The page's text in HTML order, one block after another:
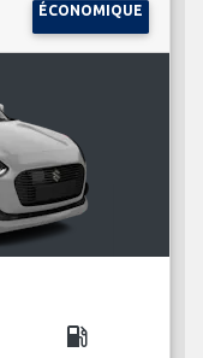
ÉCONOMIQUE
local_gas_station